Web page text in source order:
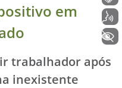
em
trabalhador após
inexistente
Voz
+ Acessibilidade